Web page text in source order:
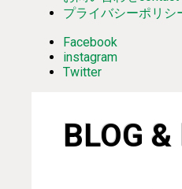
プライバシーポリシ
Facebook
instagram
Twitter
BLOG